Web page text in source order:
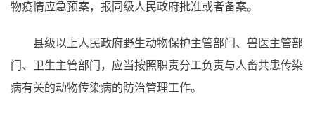
物疫情应急预案，报同级人民政府批准或者备案。
县级以上人民政府野生动物保护主管部门、兽医主管部
门、卫生主管部门，应当按照职责分工负责与人畜共患传染
病有关的动物传染病的防治管理工作。